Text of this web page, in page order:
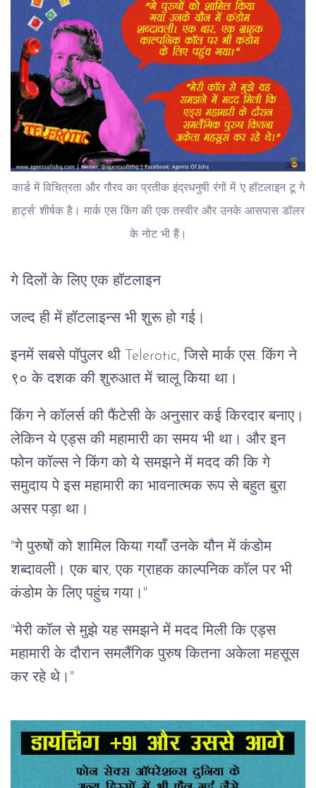
कार्ड में विचित्रता और गौरव का प्रतीक इंद्रधनुषी रंगों में 'ए हॉटलाइन टू गे
हार्ट्स' शीर्षक है। मार्क एस किंग की एक तस्वीर और उनके आसपास डॉलर
के नोट भी हैं।
गे दिलों के लिए एक हॉटलाइन
जल्द ही में हॉटलाइन्स भी शुरू हो गई।
इनमें सबसे पॉपुलर थी Telerotic, जिसे मार्क एस. किंग ने
९० के दशक की शुरुआत में चालू किया था।
किंग ने कॉलर्स की फैंटेसी के अनुसार कई किरदार बनाए।
लेकिन ये एड्स की महामारी का समय भी था। और इन
फोन कॉल्स ने किंग को ये समझने में मदद की कि गे
समुदाय पे इस महामारी का भावनात्मक रूप से बहुत बुरा
असर पड़ा था।
"गे पुरुषों को शामिल किया गयाँ उनके यौन में कंडोम
शब्दावली। एक बार, एक ग्राहक काल्पनिक कॉल पर भी
कंडोम के लिए पहुंच गया।"
"मेरी कॉल से मुझे यह समझने में मदद मिली कि एड्स
महामारी के दौरान समलैंगिक पुरुष कितना अकेला महसूस
कर रहे थे।"